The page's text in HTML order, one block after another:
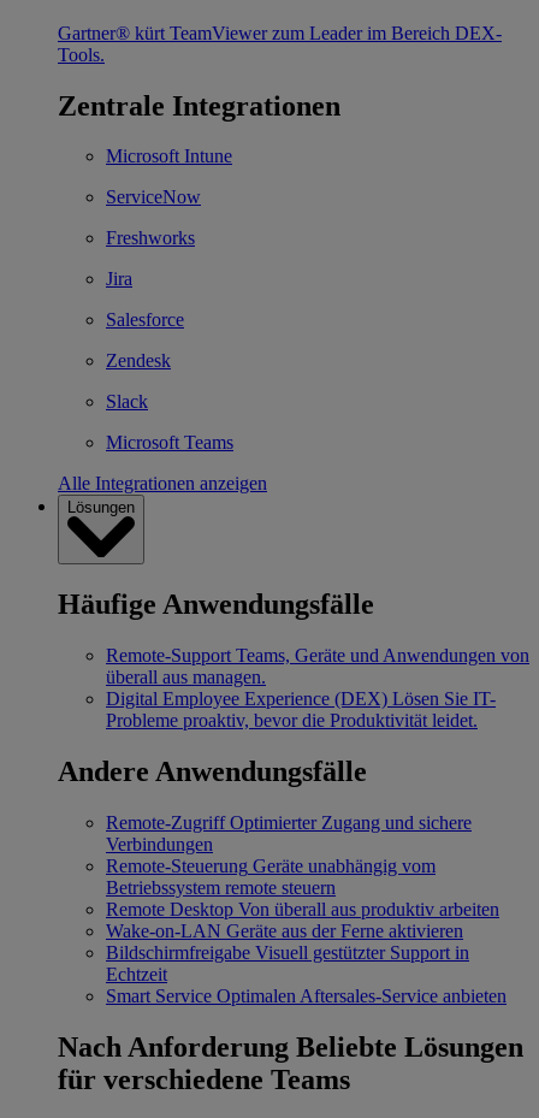
Gartner® kürt TeamViewer zum Leader im Bereich DEX-
Tools.
Zentrale Integrationen
Microsoft Intune
ServiceNow
Freshworks
Jira
Salesforce
Zendesk
Slack
Microsoft Teams
Alle Integrationen anzeigen
Lösungen
Häufige Anwendungsfälle
Remote-Support Teams, Geräte und Anwendungen von
überall aus managen.
Digital Employee Experience (DEX) Lösen Sie IT-
Probleme proaktiv, bevor die Produktivität leidet.
Andere Anwendungsfälle
Remote-Zugriff Optimierter Zugang und sichere
Verbindungen
Remote-Steuerung Geräte unabhängig vom
Betriebssystem remote steuern
Remote Desktop Von überall aus produktiv arbeiten
Wake-on-LAN Geräte aus der Ferne aktivieren
Bildschirmfreigabe Visuell gestützter Support in
Echtzeit
Smart Service Optimalen Aftersales-Service anbieten
Nach Anforderung Beliebte Lösungen
für verschiedene Teams